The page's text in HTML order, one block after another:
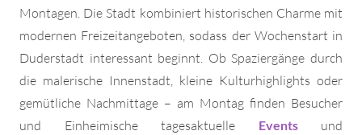
Montagen. Die Stadt kombiniert historischen Charme mit
modernen Freizeitangeboten, sodass der Wochenstart in
Duderstadt interessant beginnt. Ob Spaziergänge durch
die malerische Innenstadt, kleine Kulturhighlights oder
gemütliche Nachmittage – am Montag finden Besucher
und Einheimische tagesaktuelle
Eventsund